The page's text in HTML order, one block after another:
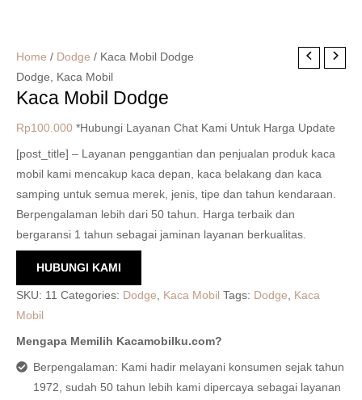
Home / Dodge / Kaca Mobil Dodge
Dodge, Kaca Mobil
Kaca Mobil Dodge
Rp100.000 *Hubungi Layanan Chat Kami Untuk Harga Update
[post_title] – Layanan penggantian dan penjualan produk kaca
mobil kami mencakup kaca depan, kaca belakang dan kaca
samping untuk semua merek, jenis, tipe dan tahun kendaraan.
Berpengalaman lebih dari 50 tahun. Harga terbaik dan
bergaransi 1 tahun sebagai jaminan layanan berkualitas.
HUBUNGI KAMI
SKU: 11 Categories: Dodge, Kaca Mobil Tags: Dodge, Kaca
Mobil
Mengapa Memilih Kacamobilku.com?
Berpengalaman: Kami hadir melayani konsumen sejak tahun
1972, sudah 50 tahun lebih kami dipercaya sebagai layanan